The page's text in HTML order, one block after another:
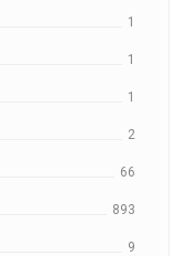
1
1
1
2
66
893
9